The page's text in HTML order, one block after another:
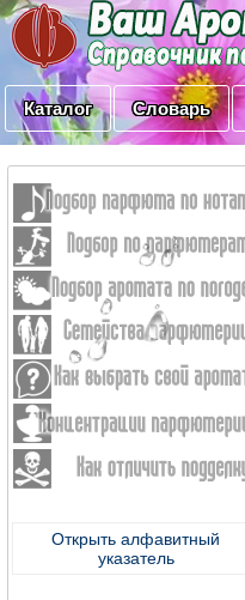
Каталог Словарь
Открыть алфавитный
указатель